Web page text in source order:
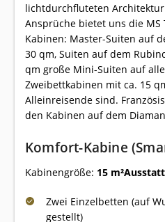
lichtdurchfluteten
Ansprüche bietet uns die MS
Kabinen: Master-Suiten auf
30 qm, Suiten auf dem
qm große Mini-Suiten auf
Zweibettkabinen mit ca. 15
Alleinreisende sind.
den Kabinen auf dem
Komfort-Kabine
Kabinengröße: 15 m²
Zwei Einzelbetten (auf
gestellt)